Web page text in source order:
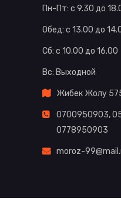
Пн-Пт: с 9.30 до
Обед: с 13.00 до
Сб: с 10.00 до 16.00
Вс: Выходной
Жибек Жолу
0700950903,
0778950903
moroz-